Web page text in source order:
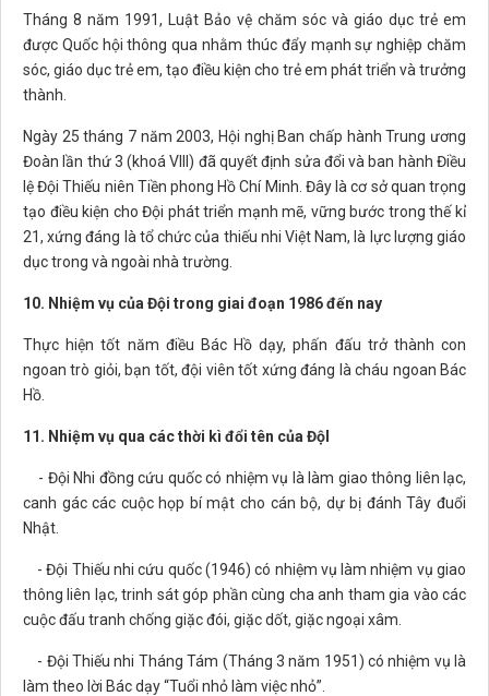
Tháng 8 năm 1991, Luật Bảo vệ chăm sóc và giáo dục trẻ em
được Quốc hội thông qua nhằm thúc đẩy mạnh sự nghiệp chăm
sóc, giáo dục trẻ em, tạo điều kiện cho trẻ em phát triển và trưởng
thành.
Ngày 25 tháng 7 năm 2003, Hội nghị Ban chấp hành Trung ương
Đoàn lần thứ 3 (khoá VIII) đã quyết định sửa đổi và ban hành Điều
lệ Đội Thiếu niên Tiền phong Hồ Chí Minh. Đây là cơ sở quan trọng
tạo điều kiện cho Đội phát triển mạnh mẽ, vững bước trong thế kỉ
21, xứng đáng là tổ chức của thiếu nhi Việt Nam, là lực lượng giáo
dục trong và ngoài nhà trường.
10. Nhiệm vụ của Đội trong giai đoạn 1986 đến nay
Thực hiện tốt năm điều Bác Hồ dạy, phấn đấu trở thành con
ngoan trò giỏi, bạn tốt, đội viên tốt xứng đáng là cháu ngoan Bác
Hồ.
11. Nhiệm vụ qua các thời kì đổi tên của ĐộI
- Đội Nhi đồng cứu quốc có nhiệm vụ là làm giao thông liên lạc,
canh gác các cuộc họp bí mật cho cán bộ, dự bị đánh Tây đuổi
Nhật.
- Đội Thiếu nhi cứu quốc (1946) có nhiệm vụ làm nhiệm vụ giao
thông liên lạc, trinh sát góp phần cùng cha anh tham gia vào các
cuộc đấu tranh chống giặc đói, giặc dốt, giặc ngoại xâm.
- Đội Thiếu nhi Tháng Tám (Tháng 3 năm 1951) có nhiệm vụ là
làm theo lời Bác dạy “Tuổi nhỏ làm việc nhỏ”.